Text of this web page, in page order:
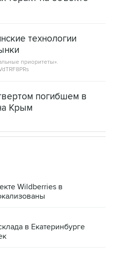
технологии
приоритеты».
погибшем в
Крым
Wildberries в
в Екатеринбурге